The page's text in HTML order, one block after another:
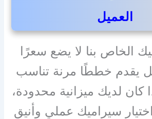
العميل
الخاص بنا لا يضع سعرًا
بل يقدم خططًا مرنة تناسب
كان لديك ميزانية محدودة،
سيراميك عملي وأنيق